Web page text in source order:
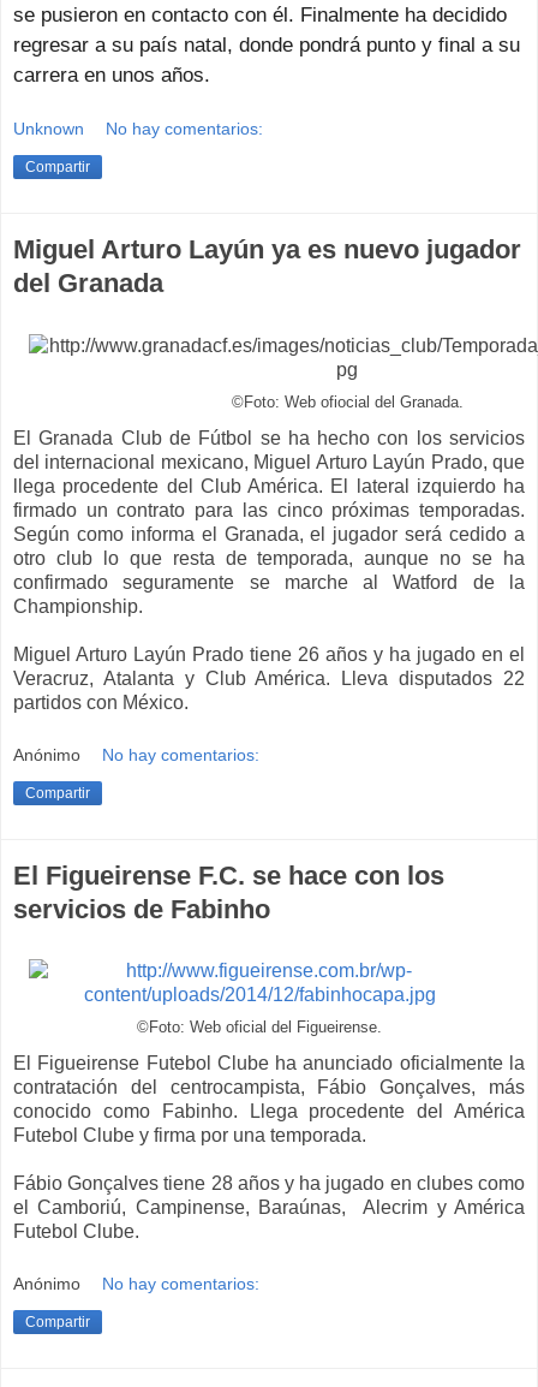
se pusieron en contacto con él. Finalmente ha decidido
regresar a su país natal, donde pondrá punto y final a su
carrera en unos años.
Unknown No hay comentarios:
Compartir
Miguel Arturo Layún ya es nuevo jugador
del Granada
©Foto: Web ofiocial del Granada.
El Granada Club de Fútbol se ha hecho con los servicios
del internacional mexicano, Miguel Arturo Layún Prado, que
llega procedente del Club América. El lateral izquierdo ha
firmado un contrato para las cinco próximas temporadas.
Según como informa el Granada, el jugador será cedido a
otro club lo que resta de temporada, aunque no se ha
confirmado seguramente se marche al Watford de la
Championship.
Miguel Arturo Layún Prado tiene 26 años y ha jugado en el
Veracruz, Atalanta y Club América. Lleva disputados 22
partidos con México.
Anónimo No hay comentarios:
Compartir
El Figueirense F.C. se hace con los
servicios de Fabinho
©Foto: Web oficial del Figueirense.
El Figueirense Futebol Clube ha anunciado oficialmente la
contratación del centrocampista, Fábio Gonçalves, más
conocido como Fabinho. Llega procedente del América
Futebol Clube y firma por una temporada.
Fábio Gonçalves tiene 28 años y ha jugado en clubes como
el Camboriú, Campinense, Baraúnas, Alecrim y América
Futebol Clube.
Anónimo No hay comentarios:
Compartir